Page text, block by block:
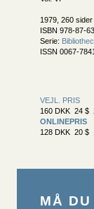
1979, 260 sider
ISBN 978-87-
Serie:
ISSN 0067-7841
VEJL. PRIS
160 DKK 24 $
ONLINEPRIS
128 DKK 20 $
MÅ